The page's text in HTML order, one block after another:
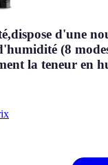
d'une
(8
la teneur en